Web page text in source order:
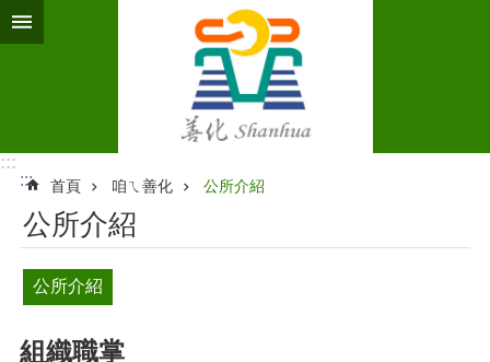
跳到主要內容區塊
:::
:::
首頁 咱ㄟ善化 公所介紹
公所介紹
公所介紹
組織職掌